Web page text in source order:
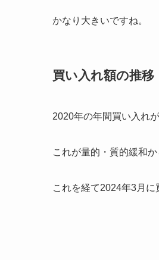
かなり大きいですね。
買い入れ額の推移
2020年の年間買い入れ
これが量的・質的緩和
これを経て2024年3月に